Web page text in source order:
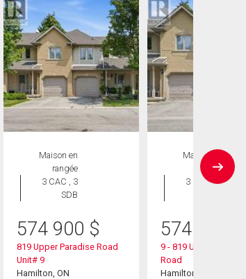
Maison en
rangée
3 CAC , 3
SDB
574 900 $
819 Upper Paradise Road
Unit# 9
Hamilton, ON
Maison en
rangée
3 CAC , 3
574 900
9 - 819 Upper Paradise
Road
Hamilton, ON